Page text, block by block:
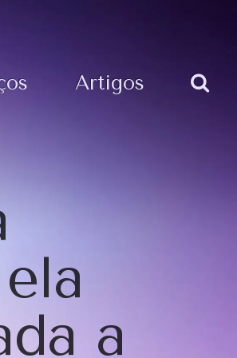
Artigos
a